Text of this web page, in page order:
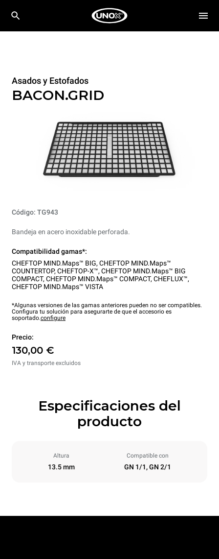
Asados y Estofados
BACON.GRID
Código: TG943
Bandeja en acero inoxidable perforada.
Compatibilidad gamas*:
CHEFTOP MIND.Maps™ BIG, CHEFTOP MIND.Maps™
COUNTERTOP, CHEFTOP-X™, CHEFTOP MIND.Maps™ BIG
COMPACT, CHEFTOP MIND.Maps™ COMPACT, CHEFLUX™,
CHEFTOP MIND.Maps™ VISTA
*Algunas versiones de las gamas anteriores pueden no ser compatibles.
Configura tu solución para asegurarte de que el accesorio es
soportado.configure
Precio:
130,00 €
IVA y transporte excluidos
Especificaciones del
producto
Altura
13.5 mm
Compatible con
GN 1/1, GN 2/1